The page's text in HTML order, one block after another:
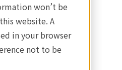
won’t be
website. A
in your browser
not to be
ト B-XRD2008